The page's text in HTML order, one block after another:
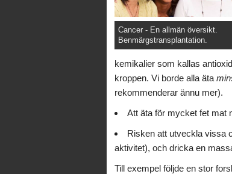
Cancer - En allmän översikt.
Benmärgstransplantation.
kemikalier som kallas
kroppen. Vi borde alla äta
rekommenderar ännu mer).
Att äta för mycket fet mat
Risken att utveckla vissa
aktivitet), och dricka en
Till exempel följde en stor